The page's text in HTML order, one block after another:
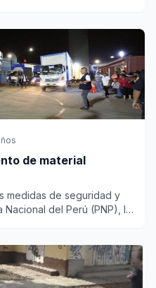
de material
medidas de seguridad y
del Perú (PNP), la